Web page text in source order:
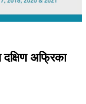
अफ्रिका